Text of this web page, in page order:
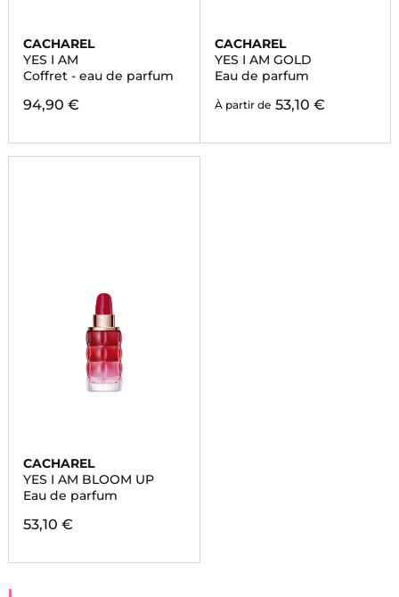
CACHAREL
YES I AM
Coffret - eau de parfum
94,90 €
CACHAREL
YES I AM GOLD
Eau de parfum
À partir de 53,10 €
CACHAREL
YES I AM BLOOM UP
Eau de parfum
53,10 €